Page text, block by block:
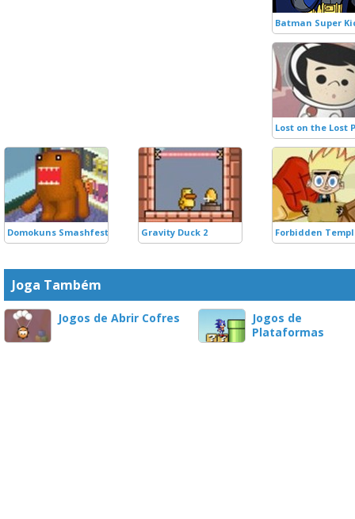
Batman Super
Lost on the Lost
Domokuns Smashfest Gravity Duck 2 Forbidden
Joga Também
Jogos de Abrir Cofres
Jogos de
Plataformas